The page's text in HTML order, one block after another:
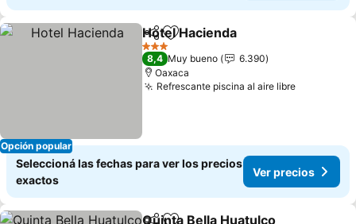
Opción popular
CompartirAñadir a favoritos
Hotel Hacienda
3 Estrellas
8,4 Muy bueno
6.390
Oaxaca
Refrescante piscina al aire libre
Seleccioná las fechas para ver los precios
exactos
Ver precios
Quinta Bella Huatulco